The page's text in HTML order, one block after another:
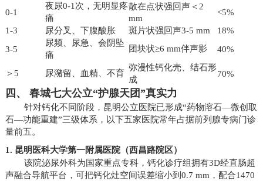
0-1
夜尿0-1次，无明显疼
痛
散在点状强回声＜2
mm
<5%
1-3
尿分叉、下腹酸胀 斑片状强回声3-5 mm
18%
3-5
尿频、尿急、会阴坠
痛
团块状≥6 mm伴声影 40%
＞5 尿潴留、血精、不育
弥漫性钙化壳、结石形
成
70%
四、 春城七大公立“护腺天团”真实力
针对钙化不同阶段，昆明公立医院已形成“药物溶石—微创取
石—功能重建”三级体系，以下五家医院常年占据前列腺专病门诊
量前五。
1. 昆明医科大学第一附属医院（西昌路院区）
该院泌尿外科为国家重点专科，钙化诊疗组拥有3D经直肠超
声融合导航平台，可把钙化灶空间误差缩小到0.7 mm，配合1470